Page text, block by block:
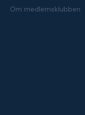
Om medlemsklubben